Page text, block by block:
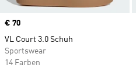
Price
€ 70
VL Court 3.0 Schuh
Sportswear
14 Farben